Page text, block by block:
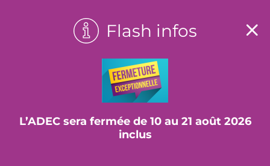
Flash infos
L’ADEC sera fermée de 10 au 21 août 2026
inclus